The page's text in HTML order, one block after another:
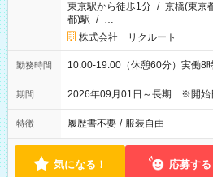
東京駅から徒歩1分 / 京橋(東京
都)駅 / …
株式会社 リクルート
勤務時間 10:00-19:00（休憩60分）実働8
期間 2026年09月01日～長期 ※開始
特徴 履歴書不要 / 服装自由
気になる！ 応募する